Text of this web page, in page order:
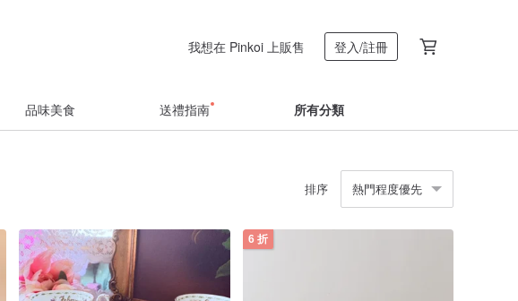
我想在 Pinkoi 上販售 登入/註冊
品味美食 送禮指南 所有分類
排序 熱門程度優先
6 折